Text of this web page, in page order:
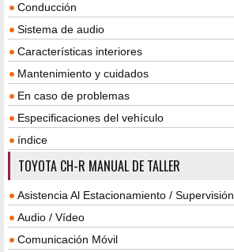
Conducción
Sistema de audio
Características interiores
Mantenimiento y cuidados
En caso de problemas
Especificaciones del vehículo
índice
TOYOTA CH-R MANUAL DE TALLER
Asistencia Al Estacionamiento / Supervisión
Audio / Vídeo
Comunicación Móvil